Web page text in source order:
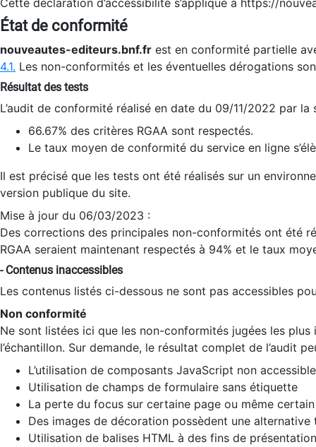
Cette déclaration d’accessibilité s’applique à https://
État de conformité
nouveautes-editeurs.bnf.fr est en conformité partielle
4.1. Les non-conformités et les éventuelles dérogations
Résultat des tests
L’audit de conformité réalisé en date du 09/11/2022 par
66.67% des critères RGAA sont respectés.
Le taux moyen de conformité du service en ligne
Il est précisé que les tests ont été réalisés sur un
version publique du site.
Mise à jour du 06/03/2023 :
Des corrections des principales non-conformités ont été
RGAA seraient maintenant respectés à 94% et le taux
- Contenus inaccessibles
Les contenus listés ci-dessous ne sont pas accessibles
Non conformité
Ne sont listées ici que les non-conformités jugées les
l’échantillon. Sur demande, le résultat complet de l’audit
L’utilisation de composants JavaScript non
Utilisation de champs de formulaire sans étiquette
La perte du focus sur certaine page ou même
Des images de décoration possèdent une alternative
Utilisation de balises HTML à des fins de